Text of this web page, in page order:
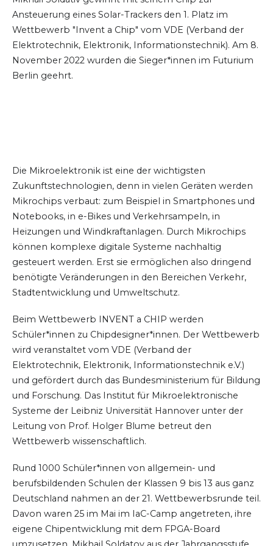
Ansteuerung eines Solar-Trackers den 1. Platz im
Wettbewerb "Invent a Chip" vom VDE (Verband der
Elektrotechnik, Elektronik, Informationstechnik). Am 8.
November 2022 wurden die Sieger*innen im Futurium
Berlin geehrt.
Die Mikroelektronik ist eine der wichtigsten
Zukunftstechnologien, denn in vielen Geräten werden
Mikrochips verbaut: zum Beispiel in Smartphones und
Notebooks, in e-Bikes und Verkehrsampeln, in
Heizungen und Windkraftanlagen. Durch Mikrochips
können komplexe digitale Systeme nachhaltig
gesteuert werden. Erst sie ermöglichen also dringend
benötigte Veränderungen in den Bereichen Verkehr,
Stadtentwicklung und Umweltschutz.
Beim Wettbewerb INVENT a CHIP werden
Schüler*innen zu Chipdesigner*innen. Der Wettbewerb
wird veranstaltet vom VDE (Verband der
Elektrotechnik, Elektronik, Informationstechnik e.V.)
und gefördert durch das Bundesministerium für Bildung
und Forschung. Das Institut für Mikroelektronische
Systeme der Leibniz Universität Hannover unter der
Leitung von Prof. Holger Blume betreut den
Wettbewerb wissenschaftlich.
Rund 1000 Schüler*innen von allgemein- und
berufsbildenden Schulen der Klassen 9 bis 13 aus ganz
Deutschland nahmen an der 21. Wettbewerbsrunde teil.
Davon waren 25 im Mai im IaC-Camp angetreten, ihre
eigene Chipentwicklung mit dem FPGA-Board